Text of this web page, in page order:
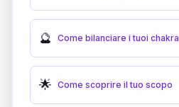
🔮 Come bilanciare i tuoi chakra
🌟 Come scoprire il tuo scopo